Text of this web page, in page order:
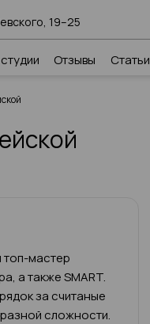
19–25
Отзывы Статьи
топ-мастер
а также SMART.
за считаные
сложности.